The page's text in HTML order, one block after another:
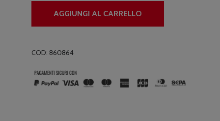
AGGIUNGI AL CARRELLO
COD: 860864